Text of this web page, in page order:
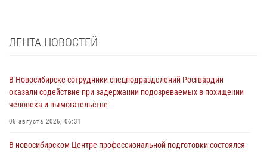
ЛЕНТА НОВОСТЕЙ
В Новосибирске сотрудники спецподразделений Росгвардии
оказали содействие при задержании подозреваемых в похищении
человека и вымогательстве
06 августа 2026, 06:31
В новосибирском Центре профессиональной подготовки состоялся